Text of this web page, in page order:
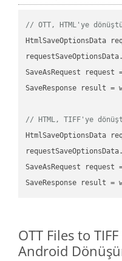
// OTT, HTML'ye
HtmlSaveOptionsData
SaveAsRequest request
SaveResponse result =
// HTML, TIFF'ye
HtmlSaveOptionsData
SaveAsRequest request
OTT Files to TIFF
Android